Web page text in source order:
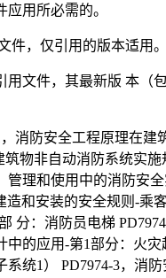
用所必需的。
件，仅引用的版本适用。
用文件，其最新版 本（
，消防安全工程原理在建
物非自动消防系统实施
管理和使用中的消防安
造和安装的安全规则-乘
分：消防员电梯
中的应用-第1部分：火灾
系统1） PD7974-3，消